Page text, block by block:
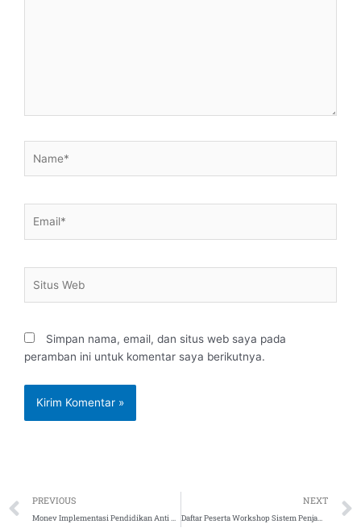
Web
Simpan nama, email, dan situs web saya pada
peramban ini untuk komentar saya berikutnya.
Prev
PREVIOUS
Monev Implementasi Pendidikan Anti Korupsi
NEXT
Daftar Peserta Workshop Sistem Penjaminan Mutu Internal dan Audit Mutu Internal Perguruan Tinggi